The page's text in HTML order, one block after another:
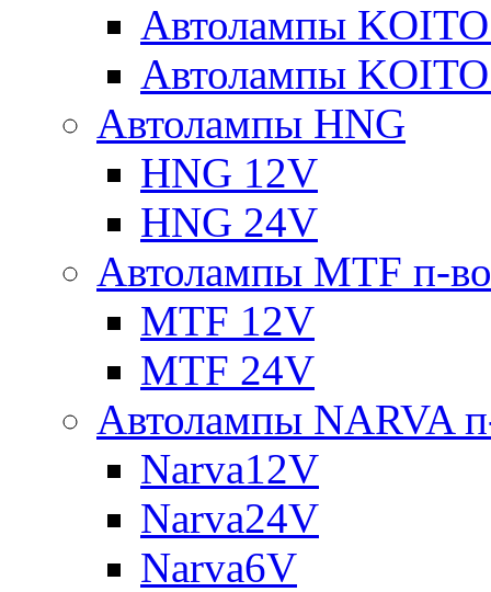
Автолампы
Автолампы
Автолампы HNG
HNG 12V
HNG 24V
Автолампы MTF п-
MTF 12V
MTF 24V
Автолампы NARVA
Narva12V
Narva24V
Narva6V